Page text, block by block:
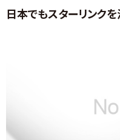
日本でもスターリンク